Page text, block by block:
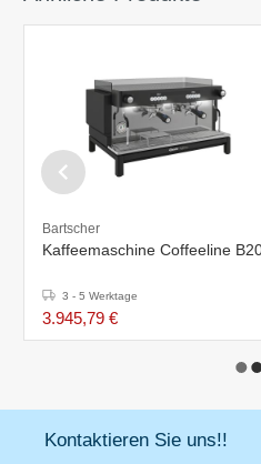
Bartscher
Kaffeemaschine Coffeeline
3 - 5 Werktage
3.945,79 €
Kontaktieren Sie uns!!